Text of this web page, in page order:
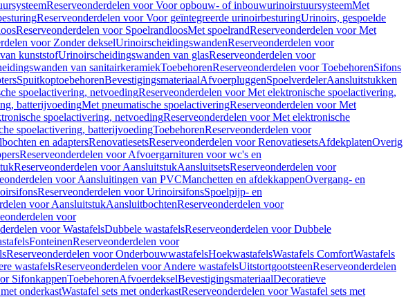
Reserveonderdelen voor Voor opbouw- of inbouwurinoirstuursysteemMet
Reserveonderdelen voor Voor geïntegreerde urinoirbesturingUrinoirs, gespoelde
Reserveonderdelen voor SpoelrandloosMet spoelrandReserveonderdelen voor Met
voor Zonder dekselUrinoirscheidingswandenReserveonderdelen voor
kunststofUrinoirscheidingswanden van glasReserveonderdelen voor
van sanitairkeramiekToebehorenReserveonderdelen voor ToebehorenSifons
SpuitkoptoebehorenBevestigingsmateriaalAfvoerpluggenSpoelverdelerAansluitstukken
spoelactivering, netvoedingReserveonderdelen voor Met elektronische spoelactivering,
batterijvoedingMet pneumatische spoelactiveringReserveonderdelen voor Met
spoelactivering, netvoedingReserveonderdelen voor Met elektronische
spoelactivering, batterijvoedingToebehorenReserveonderdelen voor
en adaptersRenovatiesetsReserveonderdelen voor RenovatiesetsAfdekplatenOverig
Reserveonderdelen voor Afvoergarnituren voor wc's en
Reserveonderdelen voor AansluitstukAansluitsetsReserveonderdelen voor
voor Aansluitingen van PVCManchetten en afdekkappenOvergang- en
Reserveonderdelen voor UrinoirsifonsSpoelpijp- en
voor AansluitstukAansluitbochtenReserveonderdelen voor
voor
voor WastafelsDubbele wastafelsReserveonderdelen voor Dubbele
FonteinenReserveonderdelen voor
Reserveonderdelen voor OnderbouwwastafelsHoekwastafelsWastafels ComfortWastafels
wastafelsReserveonderdelen voor Andere wastafelsUitstortgootsteenReserveonderdelen
SifonkappenToebehorenAfvoerdekselBevestigingsmateriaalDecoratieve
onderkastWastafel sets met onderkastReserveonderdelen voor Wastafel sets met